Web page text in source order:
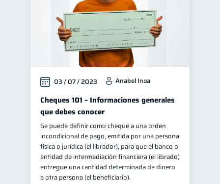
03 / 07 / 2023 Anabel Inoa
Cheques 101 – Informaciones generales
que debes conocer
Se puede definir como cheque a una orden
incondicional de pago, emitida por una persona
física o jurídica (el librador), para que el banco o
entidad de intermediación financiera (el librado)
entregue una cantidad determinada de dinero
a otra persona (el beneficiario).